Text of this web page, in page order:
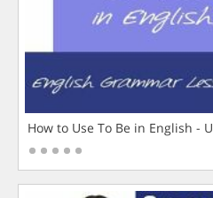
How to Use To Be in English -